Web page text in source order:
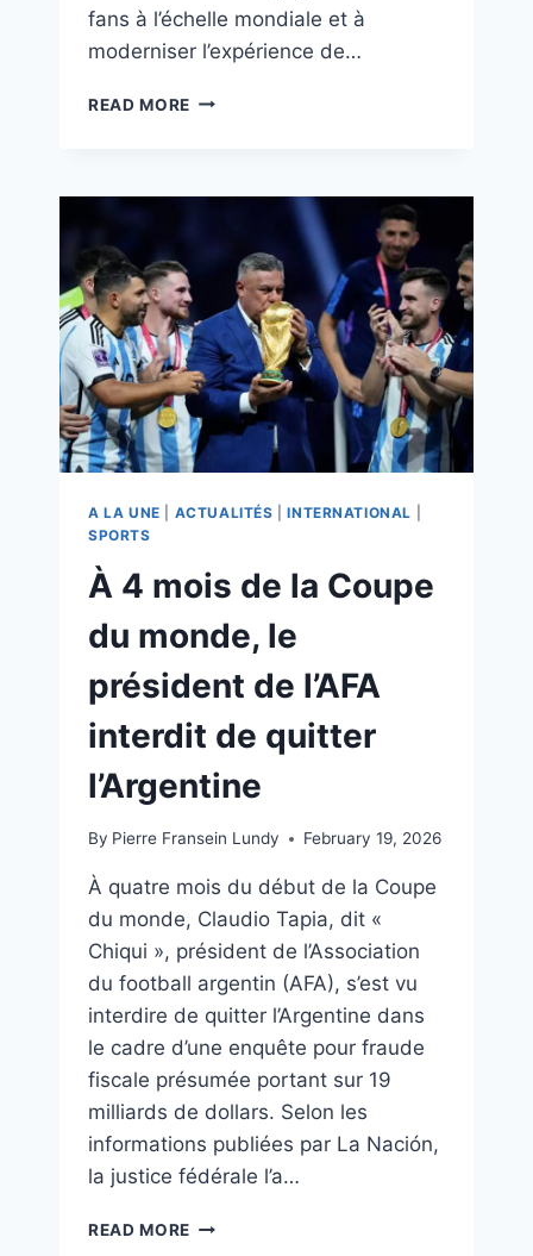
fans à l’échelle mondiale et à
moderniser l’expérience de…
READ MORE
A LA UNE ACTUALITÉS |INTERNATIONAL
SPORTS
À 4 mois de la Coupe
du monde, le
président de l’AFA
interdit de quitter
l’Argentine
By Pierre Fransein Lundy February 19, 2026
À quatre mois du début de la Coupe
du monde, Claudio Tapia, dit «
Chiqui », président de l’Association
du football argentin (AFA), s’est vu
interdire de quitter l’Argentine dans
le cadre d’une enquête pour fraude
fiscale présumée portant sur 19
milliards de dollars. Selon les
informations publiées par La Nación,
la justice fédérale l’a…
READ MORE